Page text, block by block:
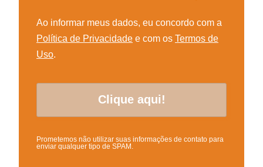
Ao informar meus dados, eu concordo com a
Política de Privacidade e com os Termos de
Uso.
Prometemos não utilizar suas informações de contato para
enviar qualquer tipo de SPAM.